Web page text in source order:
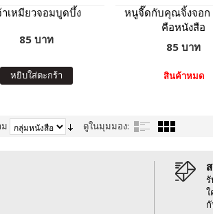
าเหมียวจอมบูดบึ้ง
85 บาท
หยิบใส่ตะกร้า
หนูจี๊ดกับคุณจิ้งจอก
คือหนังสือ
85 บาท
สินค้าหมด
ม ดูในมุมมอง: